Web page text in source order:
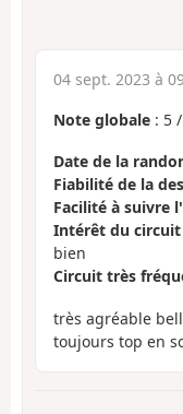
04 sept. 2023 à
Note globale : 5 /
Date de la
Fiabilité de la
Facilité à suivre
Intérêt du
bien
Circuit très
très agréable
toujours top en